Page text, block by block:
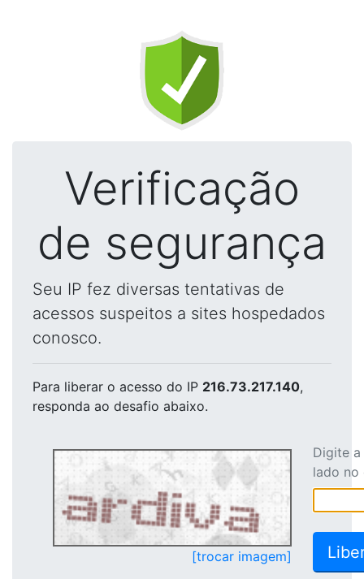
Verificação
de segurança
Seu IP fez diversas tentativas de
acessos suspeitos a sites hospedados
conosco.
Para liberar o acesso do IP 216.73.217.140,
responda ao desafio abaixo.
[trocar imagem]
Digite
lado no